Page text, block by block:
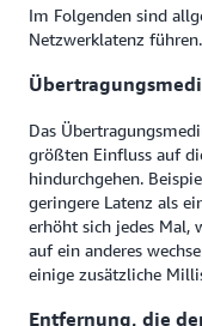
Im Folgenden sind
Netzwerklatenz führen.
Das
größten Einfluss auf
hindurchgehen.
geringere Latenz als
erhöht sich jedes Mal,
auf ein anderes
einige zusätzliche
Entfernung, die